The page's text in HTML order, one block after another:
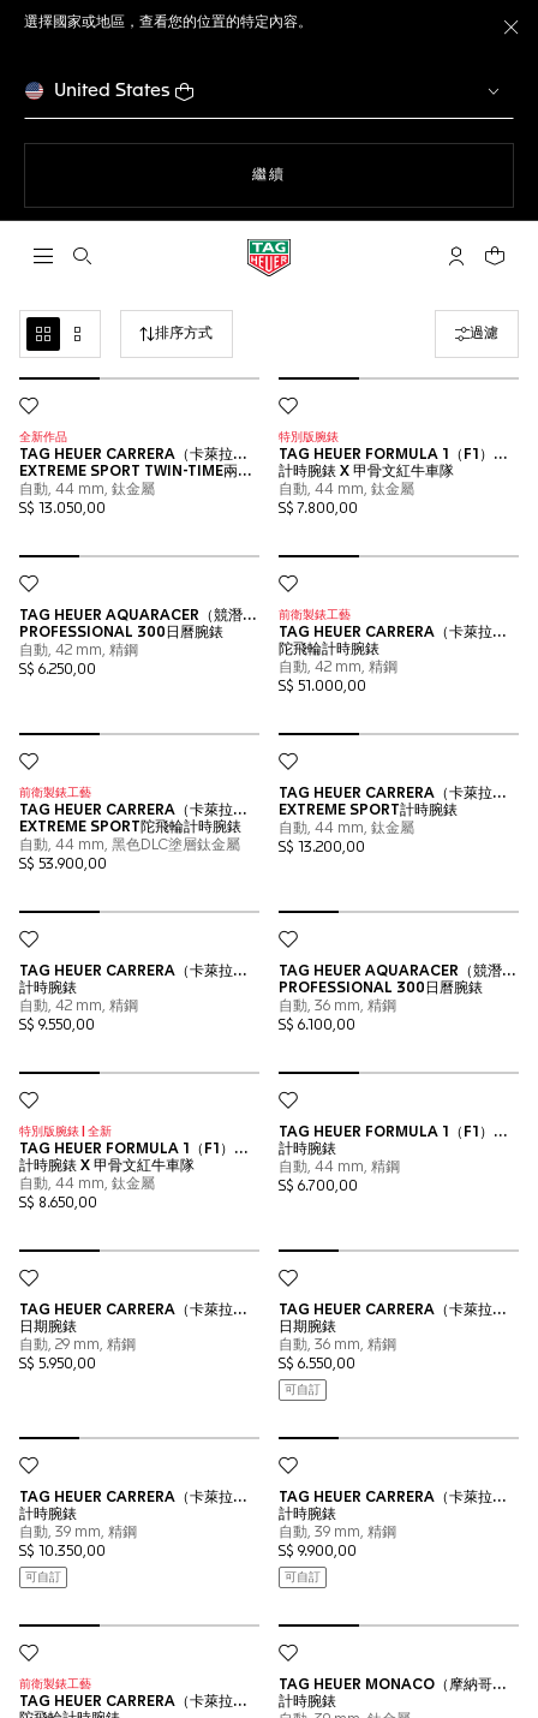
選擇國家或地區，查看您的位置的特定內容。
United States
繼續
開啟搜尋 「我的TAG
您的